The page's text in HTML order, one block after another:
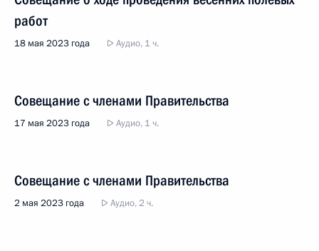
работ
18 мая 2023 года Аудио, 1 ч.
Совещание с членами Правительства
17 мая 2023 года Аудио, 1 ч.
Совещание с членами Правительства
2 мая 2023 года Аудио, 2 ч.